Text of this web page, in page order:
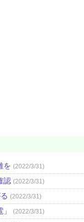
を (2022/3/31)
認 (2022/3/31)
(2022/3/31)
(2022/3/31)